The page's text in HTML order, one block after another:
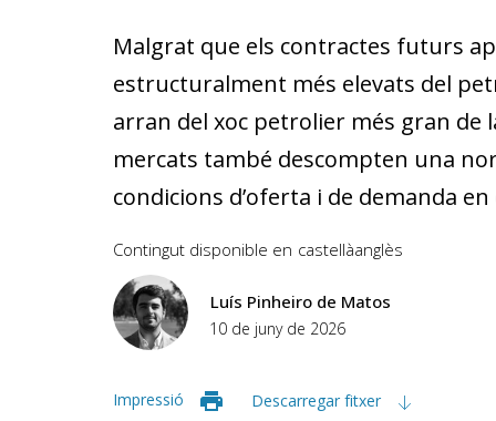
Malgrat que els contractes futurs
estructuralment més elevats del
arran del xoc petrolier més gran de
mercats també descompten una
condicions d’oferta i de demanda
Contingut disponible en castellàanglès
Luís Pinheiro de Matos
10 de juny de 2026
Impressió Descarregar fitxer